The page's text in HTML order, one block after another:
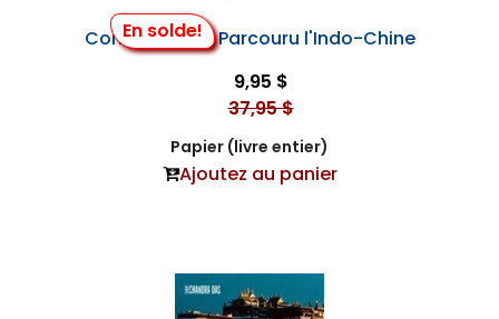
En solde!
Comment J'Ai Parcouru l'Indo-Chine
9,95 $
37,95 $
Papier (livre entier)
Ajoutez au panier